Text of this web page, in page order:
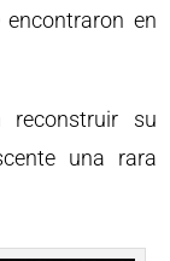
en
reconstruir su
una rara